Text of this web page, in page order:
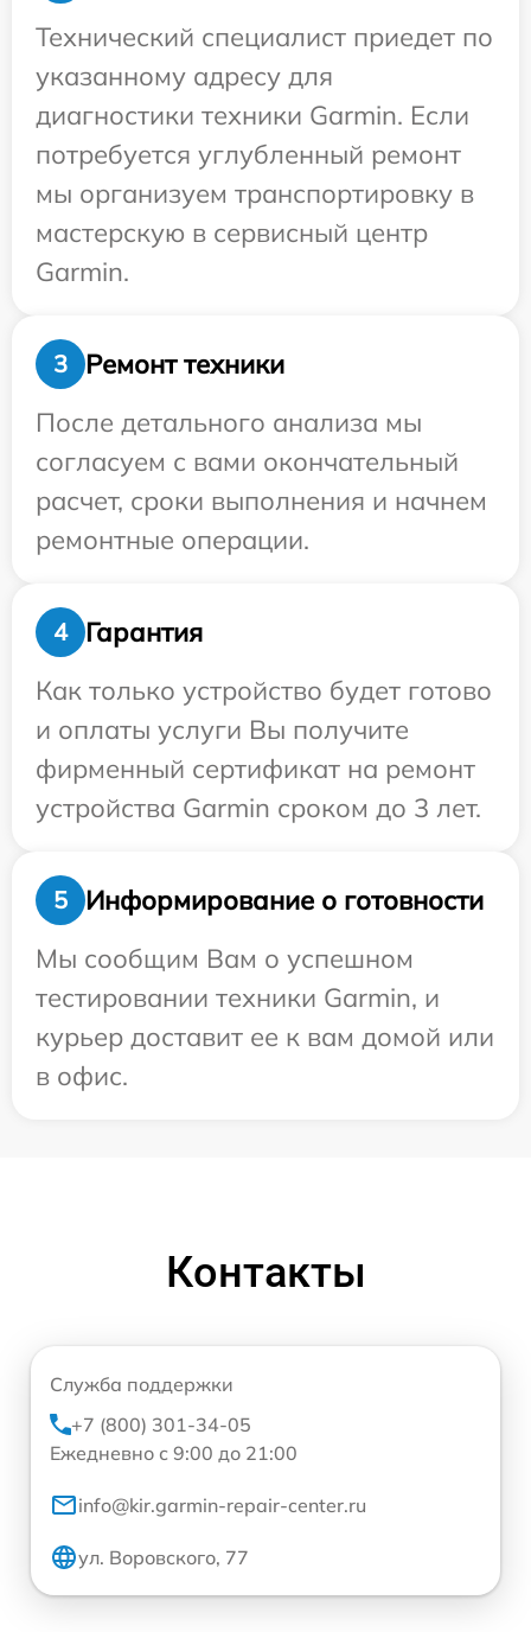
Технический специалист приедет по
указанному адресу для
диагностики техники Garmin. Если
потребуется углубленный ремонт
мы организуем транспортировку в
мастерскую в сервисный центр
Garmin.
3
Ремонт техники
После детального анализа мы
согласуем с вами окончательный
расчет, сроки выполнения и начнем
ремонтные операции.
4
Гарантия
Как только устройство будет готово
и оплаты услуги Вы получите
фирменный сертификат на ремонт
устройства Garmin сроком до 3 лет.
5
Информирование о готовности
Мы сообщим Вам о успешном
тестировании техники Garmin, и
курьер доставит ее к вам домой или
в офис.
Контакты
Служба поддержки
+7 (800) 301-34-05
Ежедневно с 9:00 до 21:00
info@kir.garmin-repair-center.ru
ул. Воровского, 77